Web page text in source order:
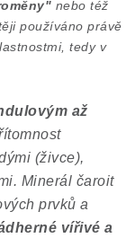
nebo též
používáno právě
tedy v
až
(živce),
Minerál čaroit
prvků a
vířivé a